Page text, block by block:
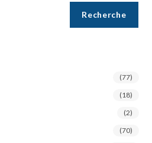
Recherche
(77)
(18)
(2)
(70)